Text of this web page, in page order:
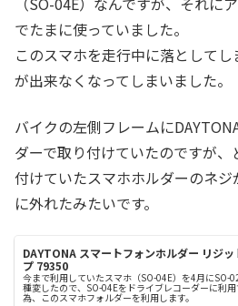
でたまに使っていました。
このスマホを走行中に落として
が出来なくなってしまいました。
バイクの左側フレームに
ダーで取り付けていたのですが
付けていたスマホホルダーのネ
に外れたみたいです。
DAYTONA スマートフォンホルダー リジッ
プ 79350
今まで利用していたスマホ（SO-04E）を4月にSO-
種変したので、SO-04Eをドライブレコーダーに利用
為、このスマホフォルダーを利用します。